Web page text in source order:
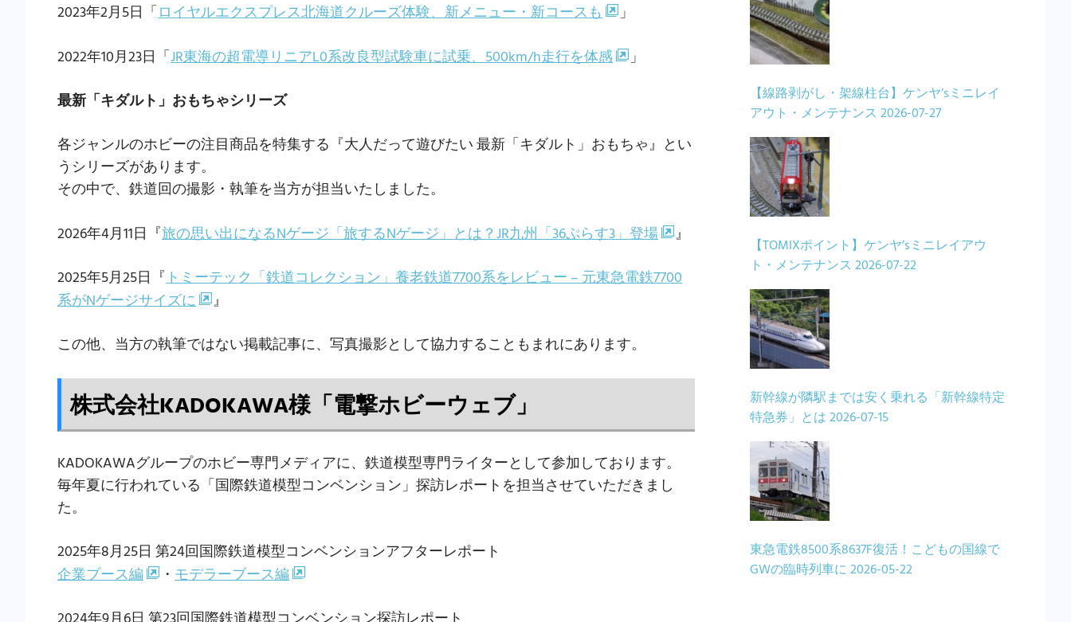
2023年2月5日「ロイヤルエクスプレス北海道クルーズ体験、新メニュー・新コースも
」
2022年10月23日「JR東海の超電導リニアL0系改良型試験車に試乗、500km/h走行を体感
」
最新「キダルト」おもちゃシリーズ
各ジャンルのホビーの注目商品を特集する『大人だって遊びたい 最新「キダルト」おもちゃ』とい
うシリーズがあります。
その中で、鉄道回の撮影・執筆を当方が担当いたしました。
2026年4月11日『旅の思い出になるNゲージ「旅するNゲージ」とは？JR九州「36ぷらす3」登場
』
2025年5月25日『トミーテック「鉄道コレクション」養老鉄道7700系をレビュー – 元東急電鉄7700
系がNゲージサイズに
』
この他、当方の執筆ではない掲載記事に、写真撮影として協力することもまれにあります。
株式会社KADOKAWA様「電撃ホビーウェブ」
KADOKAWAグループのホビー専門メディアに、鉄道模型専門ライターとして参加しております。
毎年夏に行われている「国際鉄道模型コンベンション」探訪レポートを担当させていただきまし
た。
2025年8月25日 第24回国際鉄道模型コンベンションアフターレポート
企業ブース編
・ モデラーブース編
【線路剥がし・架線柱台】ケンヤ’sミニレイ
アウト・メンテナンス 2026-07-27
【TOMIXポイント】ケンヤ’sミニレイアウ
ト・メンテナンス 2026-07-22
新幹線が隣駅までは安く乗れる「新幹線特定
特急券」とは2026-07-15
東急電鉄8500系8637F復活！こどもの国線で
GWの臨時列車に2026-05-22